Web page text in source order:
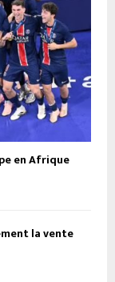
en Afrique
la vente